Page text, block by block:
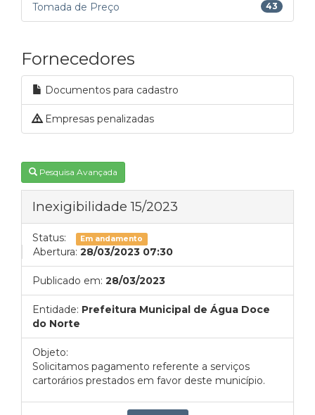
Tomada de Preço 43
Fornecedores
Documentos para cadastro
Empresas penalizadas
Pesquisa Avançada
Inexigibilidade 15/2023
Status: Em andamento
Abertura: 28/03/2023 07:30
Publicado em: 28/03/2023
Entidade: Prefeitura Municipal de Água Doce
do Norte
Objeto:
Solicitamos pagamento referente a serviços
cartorários prestados em favor deste município.